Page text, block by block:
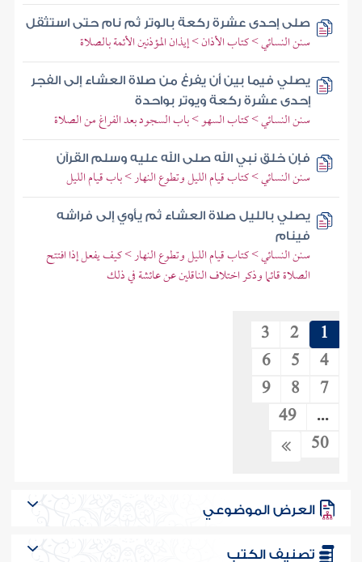
صلى إحدى عشرة ركعة بالوتر ثم نام حتى استثقل
سنن النسائي > كتاب الأذان > إيذان المؤذنين الأئمة بالصلاة
يصلي فيما بين أن يفرغ من صلاة العشاء إلى الفجر
إحدى عشرة ركعة ويوتر بواحدة
سنن النسائي > كتاب السهو > باب السجود بعد الفراغ من الصلاة
فإن خلق نبي الله صلى الله عليه وسلم القرآن
سنن النسائي > كتاب قيام الليل وتطوع النهار > باب قيام الليل
يصلي بالليل صلاة العشاء ثم يأوي إلى فراشه
فينام
سنن النسائي > كتاب قيام الليل وتطوع النهار > كيف يفعل إذا افتتح
الصلاة قائما وذكر اختلاف الناقلين عن عائشة في ذلك
1
2
3
4
5
6
7
8
9
...
49
50
العرض الموضوعي
تصنيف الكتب